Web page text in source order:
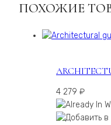
ПОХОЖИЕ
4 279 ₽